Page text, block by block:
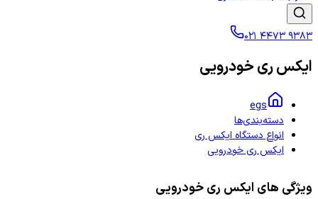
۰۲۱ ۴۴۷۳ ۹۳۸۳
ایکس ری خودرویی
egs
دسته‌بندی‌ها
انواع دستگاه ایکس ری
ایکس ری خودرویی
ویژگی های ایکس ری خودرویی